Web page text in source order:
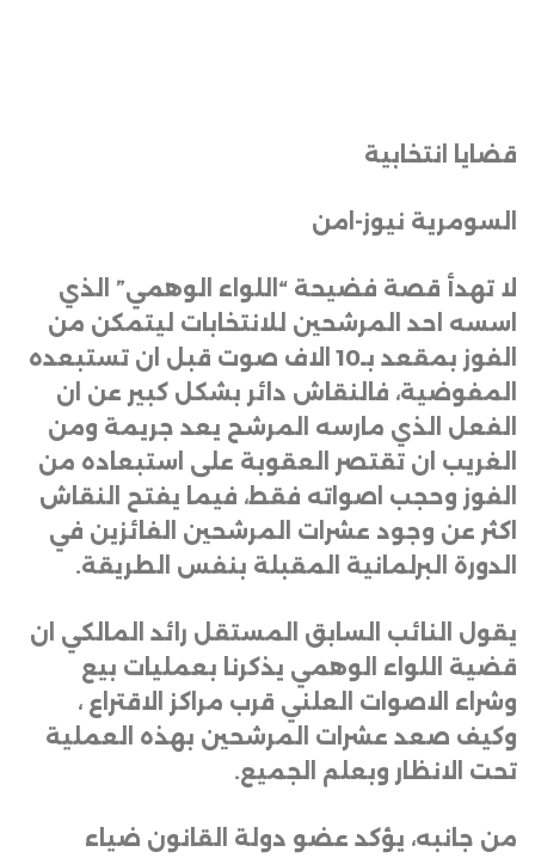
قضايا انتخابية
السومرية نيوز-امن
لا تهدأ قصة فضيحة “اللواء الوهمي” الذي
اسسه احد المرشحين للانتخابات ليتمكن من
الفوز بمقعد بـ10 الاف صوت قبل ان تستبعده
المفوضية، فالنقاش دائر بشكل كبير عن ان
الفعل الذي مارسه المرشح يعد جريمة ومن
الغريب ان تقتصر العقوبة على استبعاده من
الفوز وحجب اصواته فقط، فيما يفتح النقاش
اكثر عن وجود عشرات المرشحين الفائزين في
الدورة البرلمانية المقبلة بنفس الطريقة.
يقول النائب السابق المستقل رائد المالكي ان
قضية اللواء الوهمي يذكرنا بعمليات بيع
وشراء الاصوات العلني قرب مراكز الاقتراع ،
وكيف صعد عشرات المرشحين بهذه العملية
تحت الانظار وبعلم الجميع.
من جانبه، يؤكد عضو دولة القانون ضياء